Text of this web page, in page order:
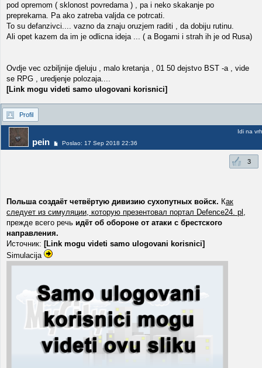
pod opremom ( sklonost povredama ) , pa i neko skakanje po
preprekama. Pa ako zatreba valjda ce potrcati.
To su defanzivci.... vazno da znaju oruzjem raditi , da dobiju rutinu.
Ali opet kazem da im je odlicna ideja ... ( a Bogami i strah ih je od Rusa)
Ovdje vec ozbiljnije djeluju , malo kretanja , 01 50 dejstvo BST -a , vide
se RPG , uredjenje polozaja....
[Link mogu videti samo ulogovani korisnici]
Profil
pein Poslao: 17 Sep 2018 22:36
Idi na vrh
3
Польша создаёт четвёртую дивизию сухопутных войск. Как
следует из симуляции, которую презентовал портал Defence24. pl,
прежде всего речь идёт об обороне от атаки с брестского
направления.
Источник: [Link mogu videti samo ulogovani korisnici]
Simulacija